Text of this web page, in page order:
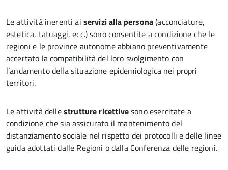
Le attività inerenti ai servizi alla persona(acconciature,
estetica, tatuaggi, ecc.) sono consentite a condizione che le
regioni e le province autonome abbiano preventivamente
accertato la compatibilità del loro svolgimento con
l’andamento della situazione epidemiologica nei propri
territori.
Le attività dellestrutture ricettivesono esercitate a
condizione che sia assicurato il mantenimento del
distanziamento sociale nel rispetto dei protocolli e delle linee
guida adottati dalle Regioni o dalla Conferenza delle regioni.